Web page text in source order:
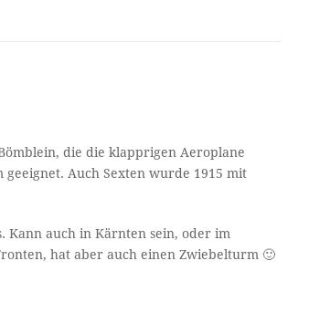
die die klapprigen Aeroplane
Auch Sexten wurde 1915 mit
Kann auch in Kärnten sein, oder im
hat aber auch einen Zwiebelturm 🙂